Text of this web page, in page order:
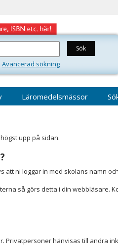
Avancerad sökning
Läromedelsmässor
upp på sidan.
att ni loggar in med skolans namn
så görs detta i din webbläsare.
Privatpersoner hänvisas till andra